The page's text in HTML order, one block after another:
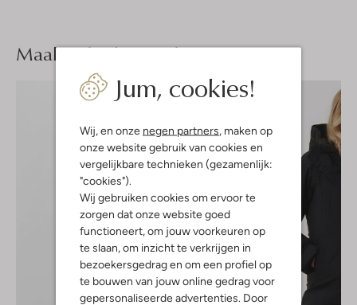
Jum, cookies!
Wij, en onze negen partners , maken op
onze website gebruik van cookies en
vergelijkbare technieken (gezamenlijk:
"cookies").
Wij gebruiken cookies om ervoor te
zorgen dat onze website goed
functioneert, om jouw voorkeuren op
te slaan, om inzicht te verkrijgen in
bezoekersgedrag en om een profiel op
te bouwen van jouw online gedrag voor
gepersonaliseerde advertenties. Door
Maak jelook compleet